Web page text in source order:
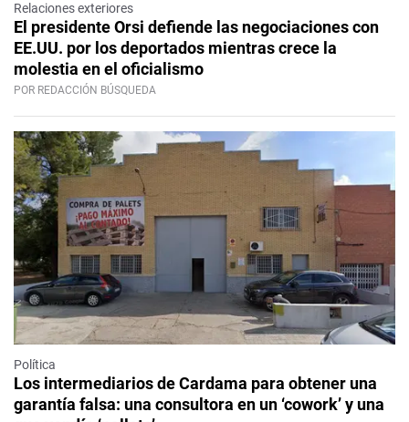
Relaciones exteriores
El presidente Orsi defiende las negociaciones con
EE.UU. por los deportados mientras crece la
molestia en el oficialismo
POR REDACCIÓN BÚSQUEDA
Política
Los intermediarios de Cardama para obtener una
garantía falsa: una consultora en un ‘cowork’ y una